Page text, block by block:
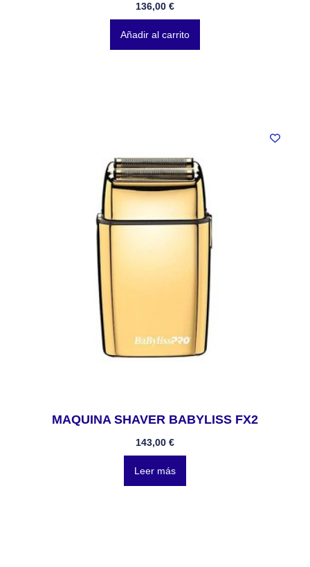
136,00 €
Añadir al carrito
MAQUINA SHAVER BABYLISS FX2
143,00 €
Leer más